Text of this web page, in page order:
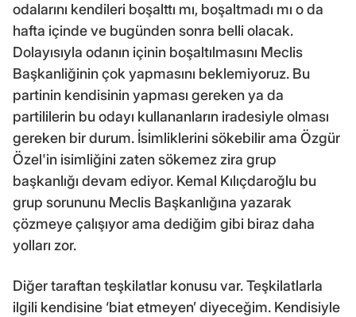
odalarını kendileri boşalttı mı, boşaltmadı mı o da
hafta içinde ve bugünden sonra belli olacak.
Dolayısıyla odanın içinin boşaltılmasını Meclis
Başkanliğinin çok yapmasını beklemiyoruz. Bu
partinin kendisinin yapması gereken ya da
partililerin bu odayı kullananların iradesiyle olması
gereken bir durum. İsimliklerini sökebilir ama Özgür
Özel'in isimliğini zaten sökemez zira grup
başkanlığı devam ediyor. Kemal Kılıçdaroğlu bu
grup sorununu Meclis Başkanlığına yazarak
çözmeye çalışıyor ama dediğim gibi biraz daha
yolları zor.
Diğer taraftan teşkilatlar konusu var. Teşkilatlarla
ilgili kendisine ‘biat etmeyen’ diyeceğim. Kendisiyle